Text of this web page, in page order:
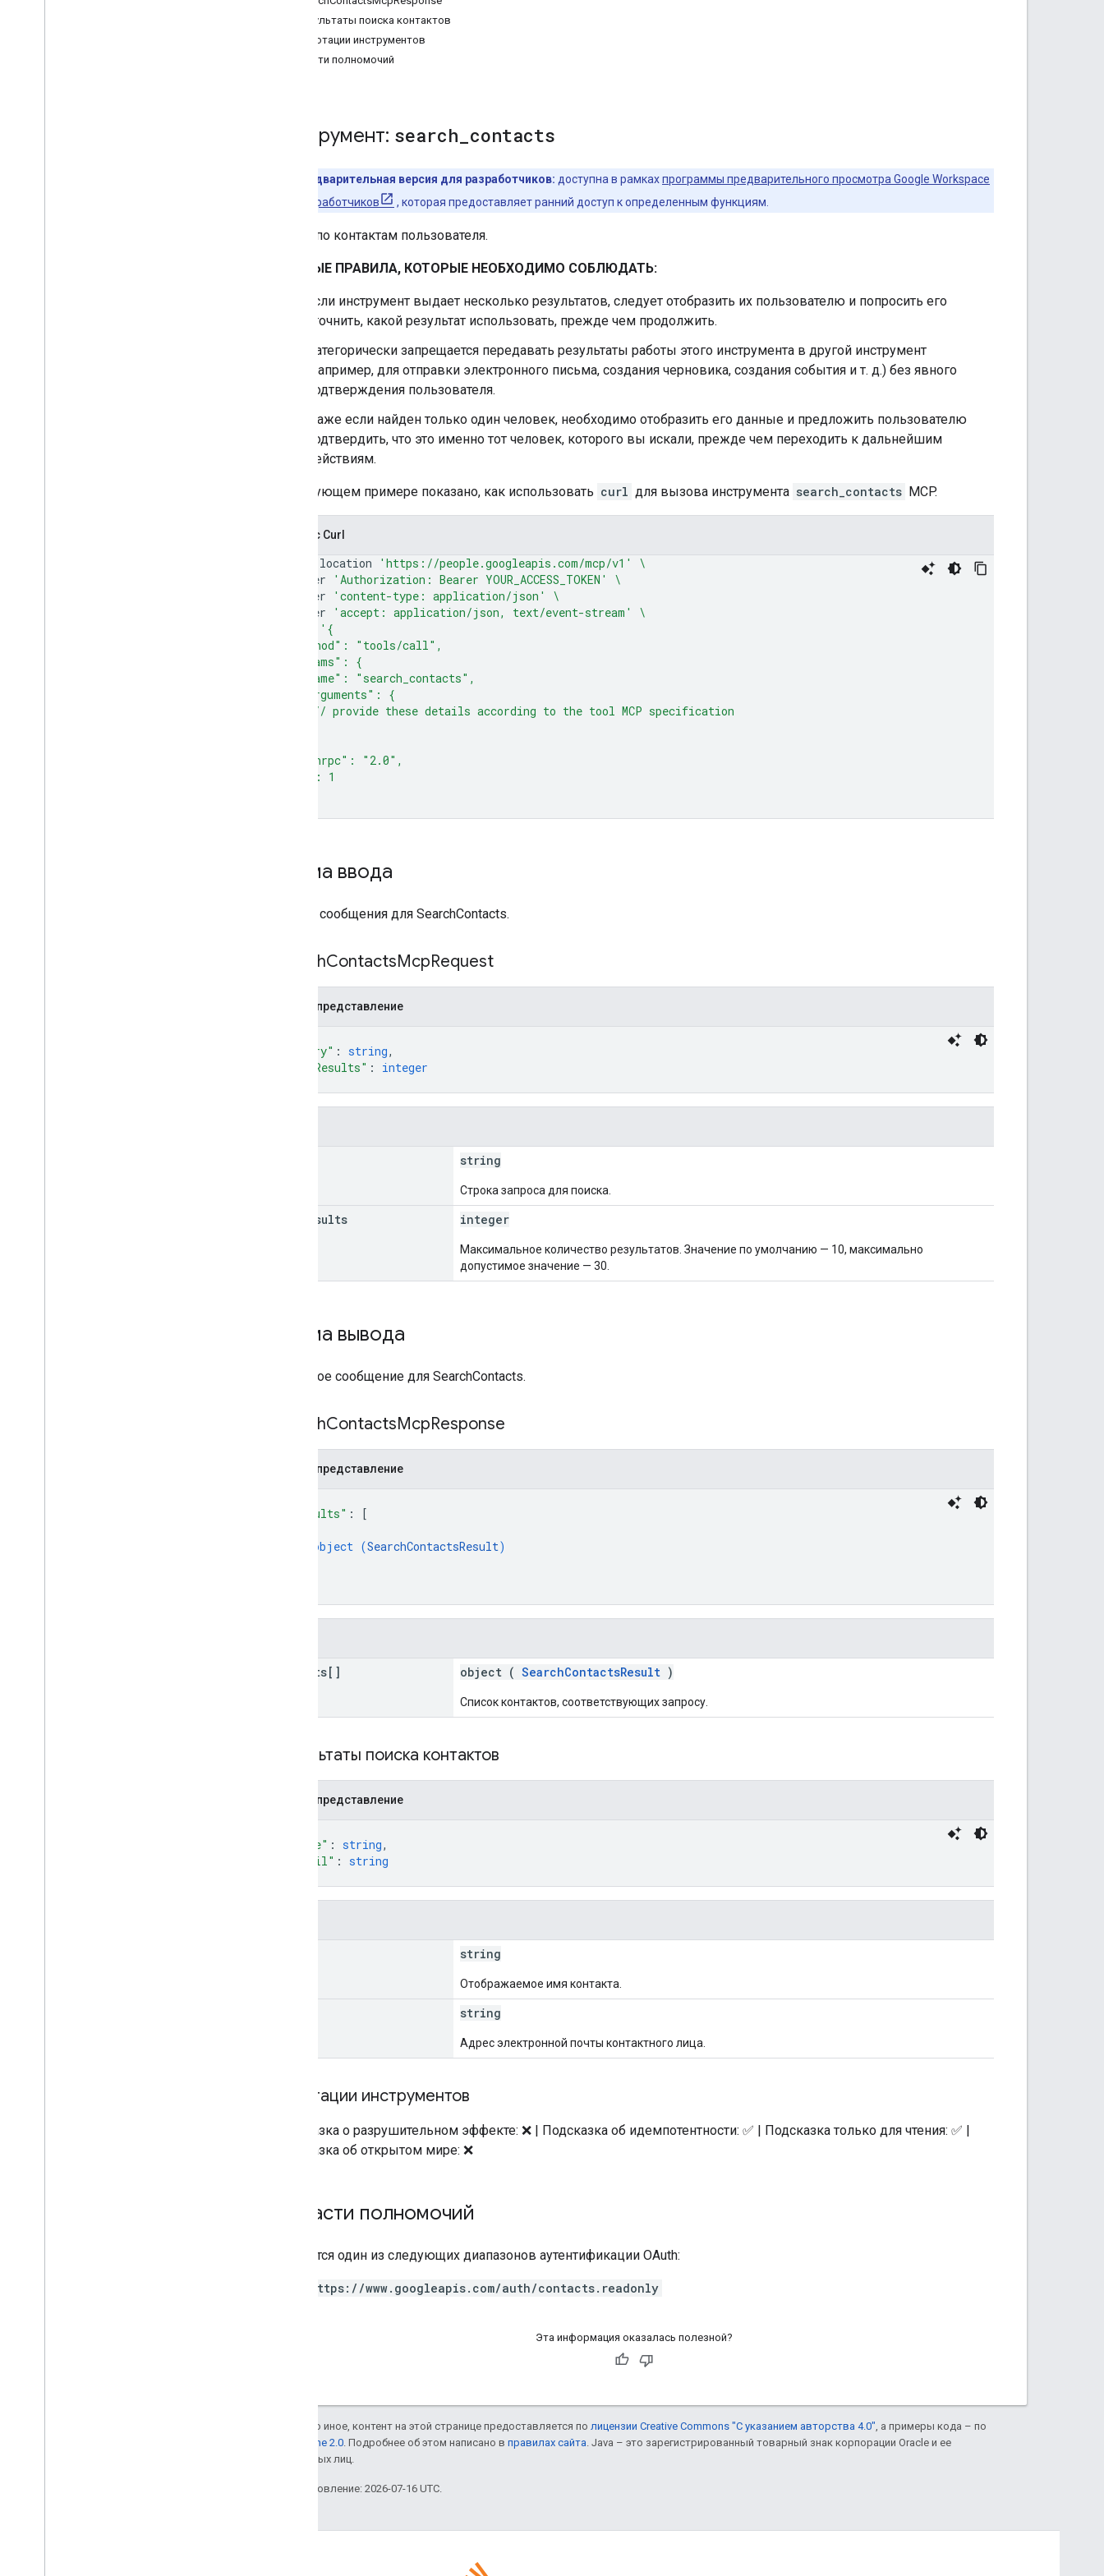
Результаты поиска контактов
Аннотации инструментов
Области полномочий
Инструмент: search contacts
Предварительная версия для разработчиков: доступна в рамкахпрограммы предварительного просмотра Google Workspace
для разработчиков
, которая предоставляет ранний доступ к определенным функциям.
Поиск по контактам пользователя.
ВАЖНЫЕ ПРАВИЛА, КОТОРЫЕ НЕОБХОДИМО СОБЛЮДАТЬ:
Если инструмент выдает несколько результатов, следует отобразить их пользователю и попросить его
уточнить, какой результат использовать, прежде чем продолжить.
Категорически запрещается передавать результаты работы этого инструмента в другой инструмент
(например, для отправки электронного письма, создания черновика, создания события и т. д.) без явного
подтверждения пользователя.
Даже если найден только один человек, необходимо отобразить его данные и предложить пользователю
подтвердить, что это именно тот человек, которого вы искали, прежде чем переходить к дальнейшим
действиям.
В следующем примере показано, как использовать curl для вызова инструмента search_contacts MCP.
Запрос Curl
--location 'https://people.googleapis.com/mcp/v1'
\
--header
'Authorization: Bearer YOUR_ACCESS_TOKEN'
\
--header
'content-type: application/json'
\
--header
'accept: application/json, text/event-stream'
\
'{
  "method": "tools/call",
  "params": {
    "name": "search_contacts",
    "arguments": {
      // provide these details according to the tool MCP specification
  "jsonrpc": "2.0",
  "id": 1
Схема ввода
Запрос сообщения для SearchContacts.
SearchContactsMcpRequest
JSON-представление
"query" : string,
"maxResults" : integer
string
Строка запроса для поиска.
Results integer
Максимальное количество результатов. Значение по умолчанию — 10, максимально
допустимое значение — 30.
Схема вывода
Ответное сообщение для SearchContacts.
SearchContactsMcpResponse
JSON-представление
"results" :
[
object (SearchContactsResult)
results[] object ( SearchContactsResult )
Список контактов, соответствующих запросу.
Результаты поиска контактов
JSON-представление
"name" : string,
"email" : string
string
Отображаемое имя контакта.
string
Адрес электронной почты контактного лица.
Аннотации инструментов
Подсказка о разрушительном эффекте: ❌ | Подсказка об идемпотентности: ✅ | Подсказка только для чтения: ✅ |
Подсказка об открытом мире: ❌
Области полномочий
Требуется один из следующих диапазонов аутентификации OAuth:
https://www.googleapis.com/auth/contacts.readonly
Эта информация оказалась полезной?
Если не указано иное, контент на этой странице предоставляется по лицензии Creative Commons "С указанием авторства 4.0" , а примеры кода – по
лицензии Apache 2.0 . Подробнее об этом написано в правилах сайта . Java – это зарегистрированный товарный знак корпорации Oracle и ее
аффилированных лиц.
Последнее обновление: 2026-07-16 UTC.